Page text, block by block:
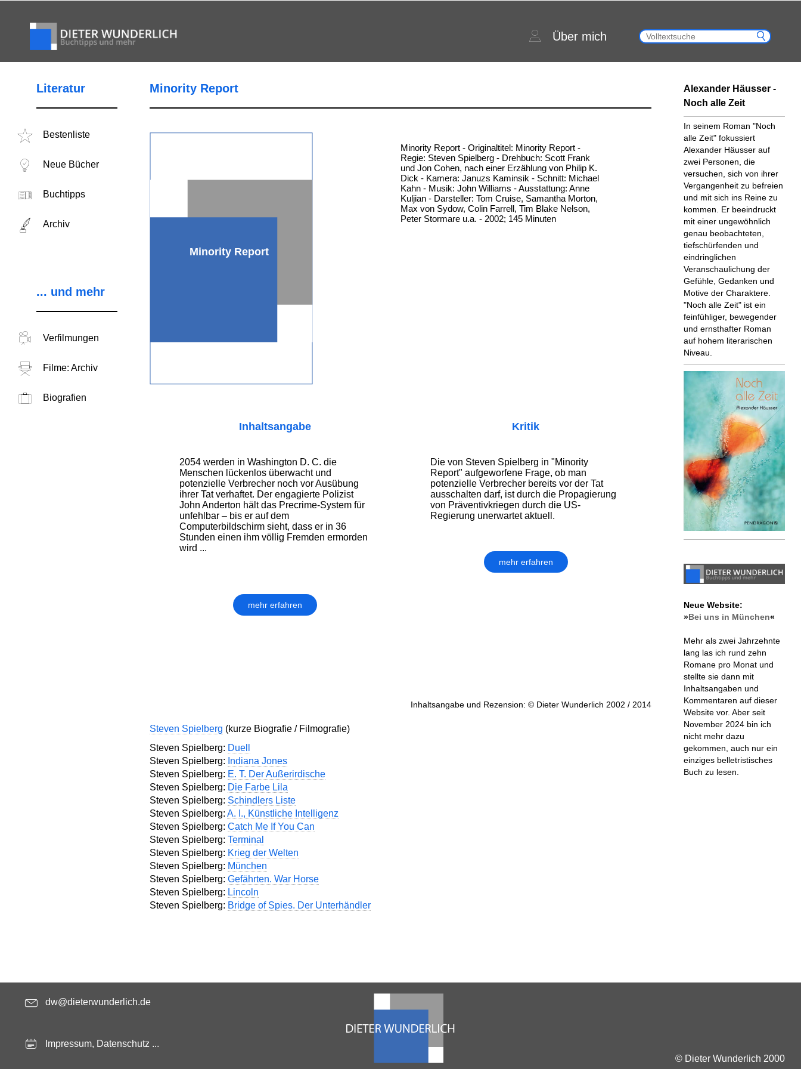
Über mich
Literatur
Bestenliste
Neue Bücher
Buchtipps
Archiv
... und mehr
Verfilmungen
Filme: Archiv
Biografien
Minority Report
Minority Report
Minority Report - Originaltitel: Minority Report -
Regie: Steven Spielberg - Drehbuch: Scott Frank
und Jon Cohen, nach einer Erzählung von Philip K.
Dick - Kamera: Januzs Kaminsik - Schnitt: Michael
Kahn - Musik: John Williams - Ausstattung: Anne
Kuljian - Darsteller: Tom Cruise, Samantha Morton,
Max von Sydow, Colin Farrell, Tim Blake Nelson,
Peter Stormare u.a. - 2002; 145 Minuten
Inhaltsangabe
2054 werden in Washington D. C. die
Menschen lückenlos überwacht und
potenzielle Verbrecher noch vor Ausübung
ihrer Tat verhaftet. Der engagierte Polizist
John Anderton hält das Precrime-System für
unfehlbar – bis er auf dem
Computerbildschirm sieht, dass er in 36
Stunden einen ihm völlig Fremden ermorden
wird ...
mehr erfahren
Kritik
Die von Steven Spielberg in "Minority
Report" aufgeworfene Frage, ob man
potenzielle Verbrecher bereits vor der Tat
ausschalten darf, ist durch die Propagierung
von Präventivkriegen durch die US-
Regierung unerwartet aktuell.
mehr erfahren
Inhaltsangabe und Rezension: © Dieter Wunderlich 2002 / 2014
Steven Spielberg (kurze Biografie / Filmografie)
Steven Spielberg: Duell
Steven Spielberg: Indiana Jones
Steven Spielberg: E. T. Der Außerirdische
Steven Spielberg: Die Farbe Lila
Steven Spielberg: Schindlers Liste
Steven Spielberg: A. I., Künstliche Intelligenz
Steven Spielberg: Catch Me If You Can
Steven Spielberg: Terminal
Steven Spielberg: Krieg der Welten
Steven Spielberg: München
Steven Spielberg: Gefährten. War Horse
Steven Spielberg: Lincoln
Steven Spielberg: Bridge of Spies. Der Unterhändler
Alexander Häusser -
Noch alle Zeit
In seinem Roman "Noch
alle Zeit" fokussiert
Alexander Häusser auf
zwei Personen, die
versuchen, sich von ihrer
Vergangenheit zu befreien
und mit sich ins Reine zu
kommen. Er beeindruckt
mit einer ungewöhnlich
genau beobachteten,
tiefschürfenden und
eindringlichen
Veranschaulichung der
Gefühle, Gedanken und
Motive der Charaktere.
"Noch alle Zeit" ist ein
feinfühliger, bewegender
und ernsthafter Roman
auf hohem literarischen
Niveau.
Neue Website:
»Bei uns in München«
Mehr als zwei Jahrzehnte
lang las ich rund zehn
Romane pro Monat und
stellte sie dann mit
Inhaltsangaben und
Kommentaren auf dieser
Website vor. Aber seit
November 2024 bin ich
nicht mehr dazu
gekommen, auch nur ein
einziges belletristisches
Buch zu lesen.
dw@dieterwunderlich.de
Impressum, Datenschutz ...
© Dieter Wunderlich 2000